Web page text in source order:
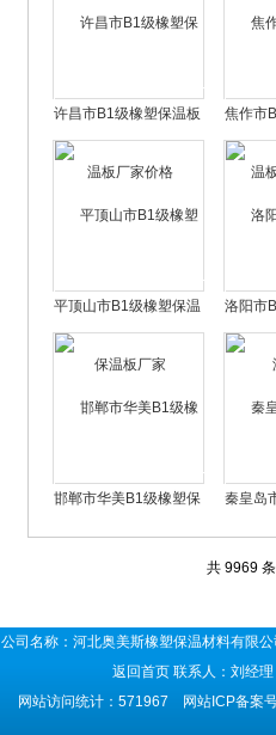
许昌市B1级橡塑保温板
厂家价格
焦作市
平顶山市B1级橡塑保温
板厂家
洛阳市
邯郸市华美B1级橡塑保
秦皇岛
共 9969
公司名称：河北奥美斯橡塑保温材料有
返回首页 联系人：刘经
网站访问统计：571967 网站ICP备案